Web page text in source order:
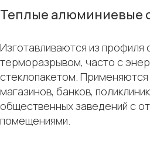
Теплые алюминиевые
Изготавливаются из профиля
терморазрывом, часто с
стеклопакетом. Применяются
магазинов, банков,
общественных заведений с
помещениями.